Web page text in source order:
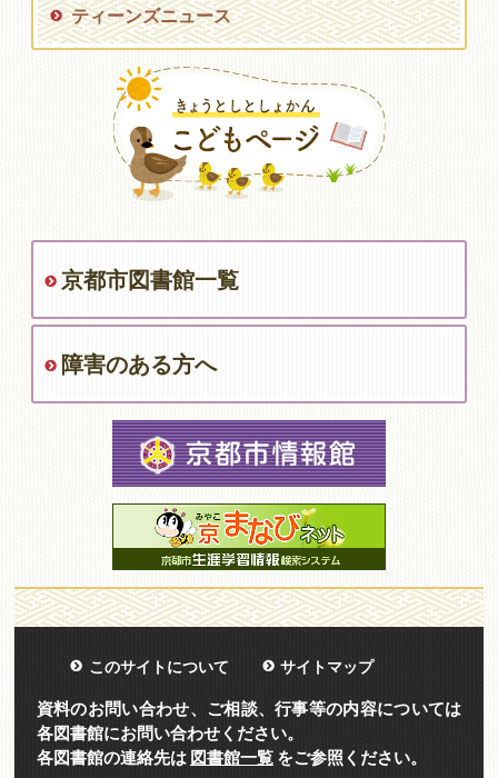
ティーンズニュース
京都市図書館一覧
障害のある方へ
このサイトについて サイトマップ
資料のお問い合わせ、ご相談、行事等の内容については
各図書館にお問い合わせください。
各図書館の連絡先は 図書館一覧をご参照ください。